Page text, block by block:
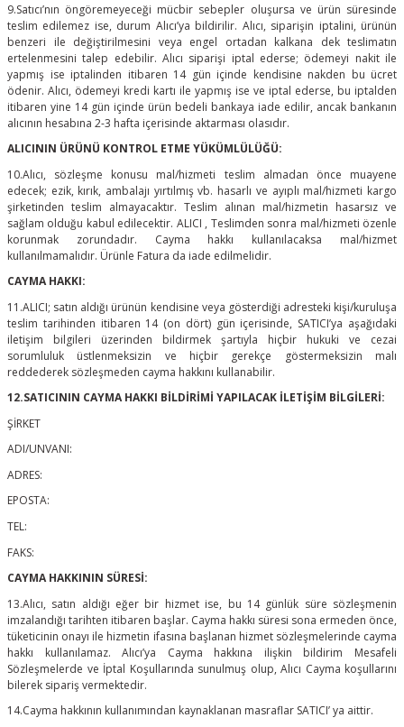
9.Satıcı’nın öngöremeyeceği mücbir sebepler oluşursa ve ürün süresinde
teslim edilemez ise, durum Alıcı’ya bildirilir. Alıcı, siparişin iptalini, ürünün
benzeri ile değiştirilmesini veya engel ortadan kalkana dek teslimatın
ertelenmesini talep edebilir. Alıcı siparişi iptal ederse; ödemeyi nakit ile
yapmış ise iptalinden itibaren 14 gün içinde kendisine nakden bu ücret
ödenir. Alıcı, ödemeyi kredi kartı ile yapmış ise ve iptal ederse, bu iptalden
itibaren yine 14 gün içinde ürün bedeli bankaya iade edilir, ancak bankanın
alıcının hesabına 2-3 hafta içerisinde aktarması olasıdır.
ALICININ ÜRÜNÜ KONTROL ETME YÜKÜMLÜLÜĞÜ:
10.Alıcı, sözleşme konusu mal/hizmeti teslim almadan önce muayene
edecek; ezik, kırık, ambalajı yırtılmış vb. hasarlı ve ayıplı mal/hizmeti kargo
şirketinden teslim almayacaktır. Teslim alınan mal/hizmetin hasarsız ve
sağlam olduğu kabul edilecektir. ALICI , Teslimden sonra mal/hizmeti özenle
korunmak zorundadır. Cayma hakkı kullanılacaksa mal/hizmet
kullanılmamalıdır. Ürünle Fatura da iade edilmelidir.
CAYMA HAKKI:
11.ALICI; satın aldığı ürünün kendisine veya gösterdiği adresteki kişi/kuruluşa
teslim tarihinden itibaren 14 (on dört) gün içerisinde, SATICI’ya aşağıdaki
iletişim bilgileri üzerinden bildirmek şartıyla hiçbir hukuki ve cezai
sorumluluk üstlenmeksizin ve hiçbir gerekçe göstermeksizin malı
reddederek sözleşmeden cayma hakkını kullanabilir.
12.SATICININ CAYMA HAKKI BİLDİRİMİ YAPILACAK İLETİŞİM BİLGİLERİ:
ŞİRKET
ADI/UNVANI:
ADRES:
EPOSTA:
TEL:
FAKS:
CAYMA HAKKININ SÜRESİ:
13.Alıcı, satın aldığı eğer bir hizmet ise, bu 14 günlük süre sözleşmenin
imzalandığı tarihten itibaren başlar. Cayma hakkı süresi sona ermeden önce,
tüketicinin onayı ile hizmetin ifasına başlanan hizmet sözleşmelerinde cayma
hakkı kullanılamaz. Alıcı’ya Cayma hakkına ilişkin bildirim Mesafeli
Sözleşmelerde ve İptal Koşullarında sunulmuş olup, Alıcı Cayma koşullarını
bilerek sipariş vermektedir.
14.Cayma hakkının kullanımından kaynaklanan masraflar SATICI’ ya aittir.